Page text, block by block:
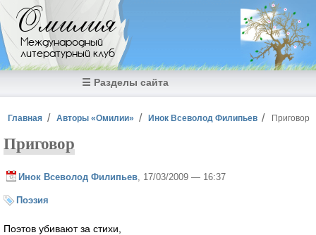
Перейти к основному содержанию
Омилия
Международный
литературный клуб
☰ Разделы сайта
Вы здесь
Главная Авторы «Омилии» Инок Всеволод Филипьев Приговор
Приговор
Инок Всеволод Филипьев , 17/03/2009 — 16:37
Поэзия
Поэтов убивают за стихи,